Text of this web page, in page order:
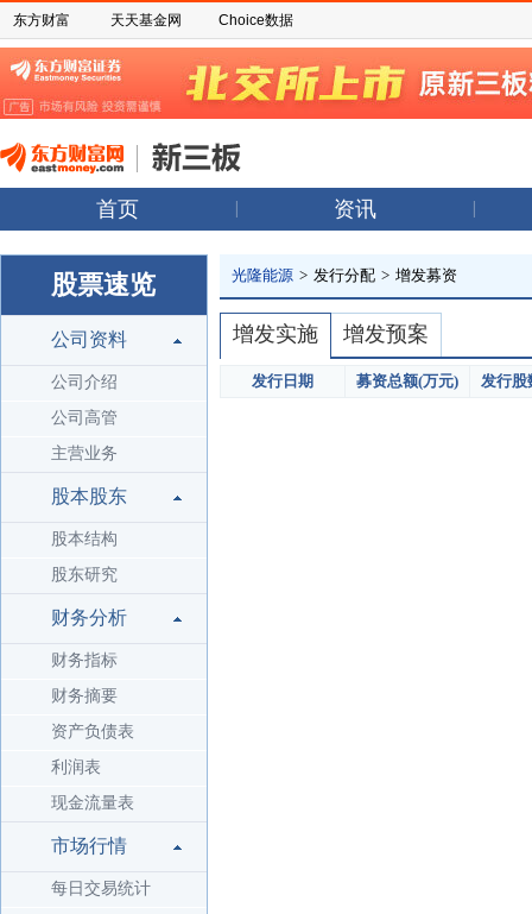
东方财富 天天基金网 Choice数据
首页 资讯
股票速览
公司资料
公司介绍
公司高管
主营业务
股本股东
股本结构
股东研究
财务分析
财务指标
财务摘要
资产负债表
利润表
现金流量表
市场行情
每日交易统计
光隆能源 > 发行分配 > 增发募资
增发实施 增发预案
发行日期 募资总额(万元) 发行股